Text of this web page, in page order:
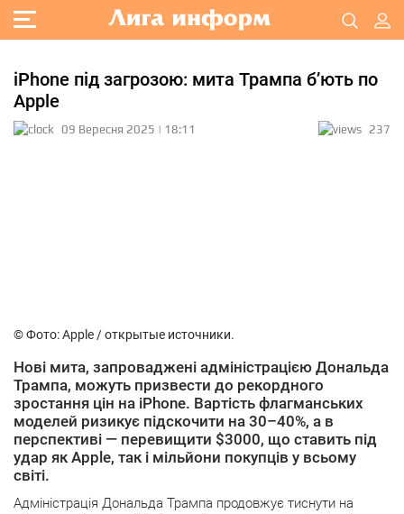
iPhone під загрозою: мита Трампа б’ють по
Apple
09 Вересня 2025 | 18:11 237
© Фото: Apple / открытые источники.
Нові мита, запроваджені адміністрацією Дональда
Трампа, можуть призвести до рекордного
зростання цін на iPhone. Вартість флагманських
моделей ризикує підскочити на 30–40%, а в
перспективі — перевищити $3000, що ставить під
удар як Apple, так і мільйони покупців у всьому
світі.
Адміністрація Дональда Трампа продовжує тиснути на